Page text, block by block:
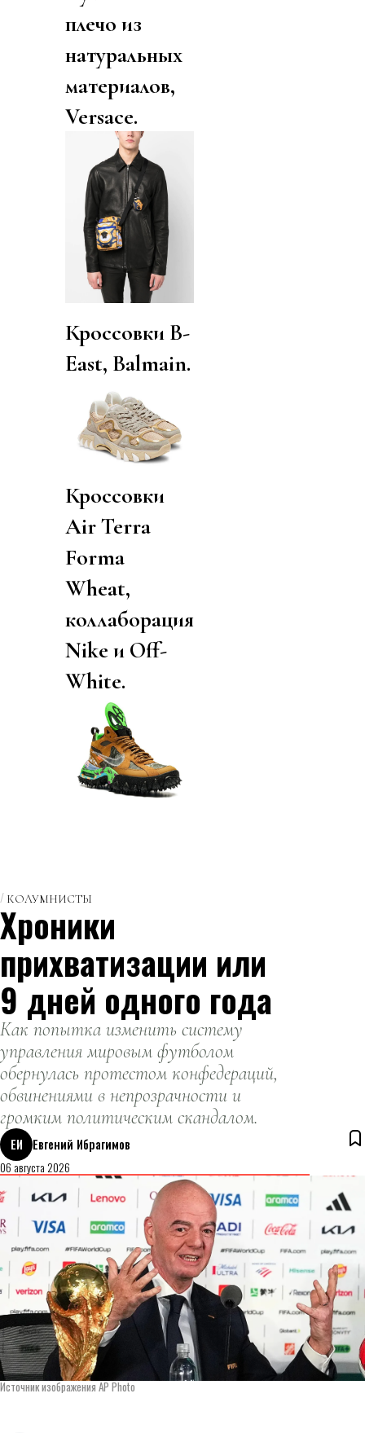
плечо из
натуральных
материалов,
Versace.
Кроссовки B-
East, Balmain.
Кроссовки
Air Terra
Forma
Wheat,
коллаборация
Nike и Off-
White.
КОЛУМНИСТЫ
Хроники
прихватизации или
9 дней одного года
Как попытка изменить систему
управления мировым футболом
обернулась протестом конфедераций,
обвинениями в непрозрачности и
громким политическим скандалом.
ЕИ
Евгений Ибрагимов
06 августа 2026
Источник изображения AP Photo